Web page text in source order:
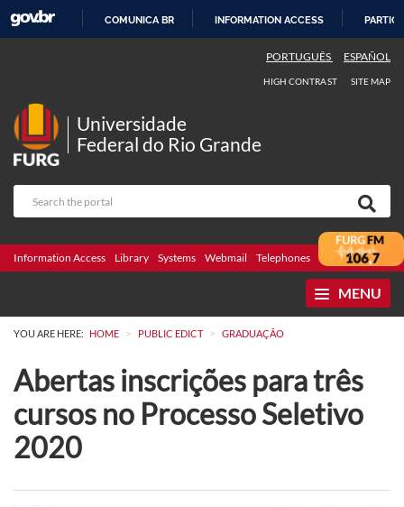
COMUNICA BR INFORMATION ACCESS
PORTUGUÊS ESPAÑOL
HIGH CONTRAST SITE MAP
Universidade
Federal do Rio Grande
Information Access Library Systems Webmail Telephones Bidding
MENU
YOU ARE HERE: HOME > PUBLIC EDICT > GRADUAÇÃO
Abertas inscrições para três
cursos no Processo Seletivo
2020